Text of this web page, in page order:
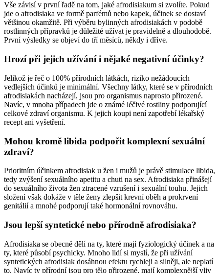
Vše závisí v první řadě na tom, jaké afrodisiakum si zvolíte. Pokud
jde o afrodisiaka ve formě parfémů nebo kapek, účinek se dostaví
většinou okamžitě. Při výběru bylinných afrodisiakách v podobě
rostlinných přípravků je důležité užívat je pravidelně a dlouhodobě.
První výsledky se objeví do tří měsíců, někdy i dříve.
Hrozí při jejich užívání i nějaké negativní účinky?
Jelikož je řeč o 100% přírodních látkách, riziko nežádoucích
vedlejších účinků je minimální. Všechny látky, které se v přírodních
afrodisiakách nacházejí, jsou pro organismus naprosto přirozené.
Navíc, v mnoha případech jde o známé léčivé rostliny podporující
celkové zdraví organismu. K jejich koupi není zapotřebí lékařský
recept ani vyšetření.
Mohou kromě libida podpořit komplexní sexuální
zdraví?
Prioritním účinkem afrodisiak u žen i mužů je právě stimulace libida,
tedy zvýšení sexuálního apetitu a chuti na sex. Afrodisiaka přinášejí
do sexuálního života žen ztracené vzrušení i sexuální touhu. Jejich
složení však dokáže v těle ženy zlepšit krevní oběh a prokrvení
genitálií a mnohé podporují také hormonální rovnováhu.
Jsou lepší syntetické nebo přírodně afrodisiaka?
Afrodisiaka se obecně dělí na ty, které mají fyziologický účinek a na
ty, které působí psychicky. Mnoho lidí si myslí, že při užívání
syntetických afrodisiak dosáhnou efektu rychleji a silněji, ale neplatí
to. Navíc ty přírodní jsou pro tělo přirozené, mají komplexnější vliv